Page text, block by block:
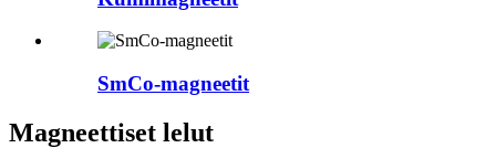
SmCo-magneetit
Magneettiset lelut